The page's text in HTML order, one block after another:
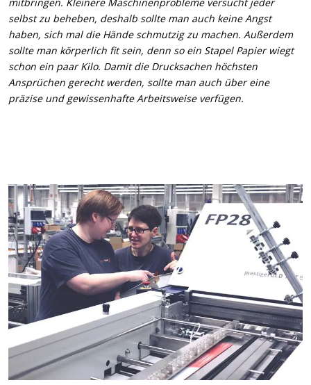
selbst zu beheben, deshalb sollte man auch keine Angst
haben, sich mal die Hände schmutzig zu machen. Außerdem
sollte man körperlich fit sein, denn so ein Stapel Papier wiegt
schon ein paar Kilo. Damit die Drucksachen höchsten
Ansprüchen gerecht werden, sollte man auch über eine
präzise und gewissenhafte Arbeitsweise verfügen.